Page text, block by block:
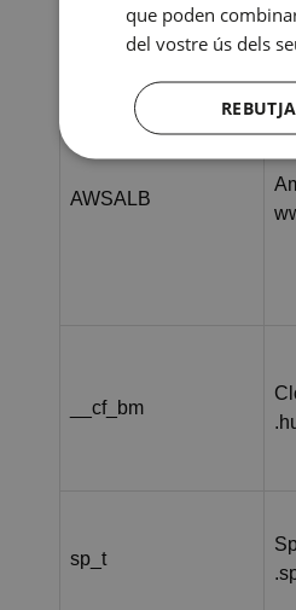
AWSALB
__cf_bm
sp_t
que poden
del vostre ús dels